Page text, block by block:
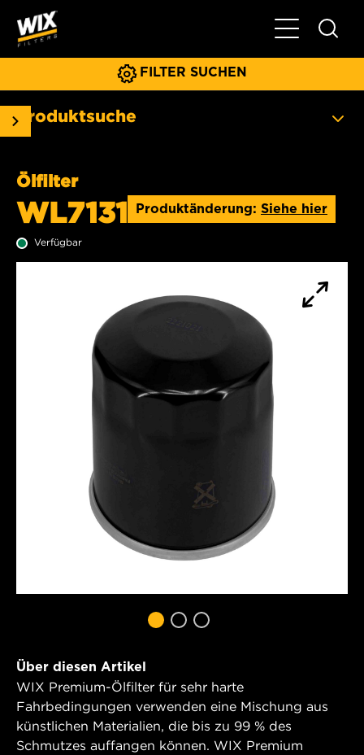
FILTER SUCHEN
Produktsuche
Ölfilter
WL7131 Produktänderung: Siehe hier
Verfügbar
Über diesen Artikel
WIX Premium-Ölfilter für sehr harte
Fahrbedingungen verwenden eine Mischung aus
künstlichen Materialien, die bis zu 99 % des
Schmutzes auffangen können. WIX Premium